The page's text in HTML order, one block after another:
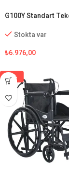
G100Y Standart
Stokta var
₺6.976,00
-7%